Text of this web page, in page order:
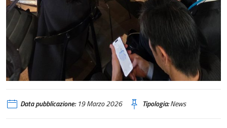
Data pubblicazione:19 Marzo 2026 Tipologia:News